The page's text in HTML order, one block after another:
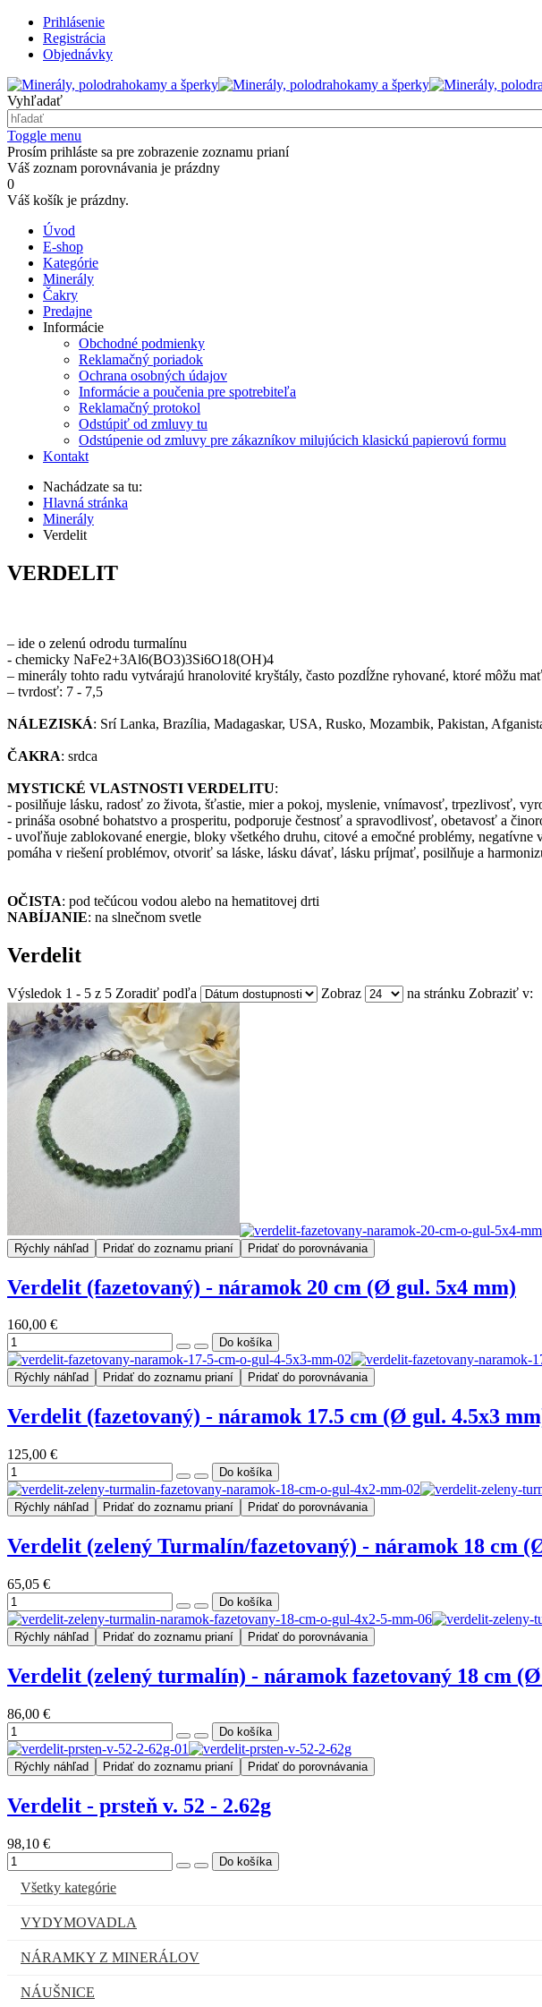
Prihlásenie
Registrácia
Objednávky
Vyhľadať
Toggle menu
Prosím prihláste sa pre zobrazenie zoznamu prianí
Váš zoznam porovnávania je prázdny
0
Váš košík je prázdny.
Úvod
E-shop
Kategórie
Minerály
Čakry
Predajne
Informácie
Obchodné podmienky
Reklamačný poriadok
Ochrana osobných údajov
Informácie a poučenia pre spotrebiteľa
Reklamačný protokol
Odstúpiť od zmluvy tu
Odstúpenie od zmluvy pre zákazníkov milujúcich klasickú papierovú formu
Kontakt
Nachádzate sa tu:
Hlavná stránka
Minerály
Verdelit
VERDELIT
– ide o zelenú odrodu turmalínu
- chemicky NaFe2+3Al6(BO3)3Si6O18(OH)4
– minerály tohto radu vytvárajú hranolovité kryštály, často pozdĺžne ryhované, ktoré môžu
– tvrdosť: 7 - 7,5
NÁLEZISKÁ: Srí Lanka, Brazília, Madagaskar, USA, Rusko, Mozambik, Pakistan,
ČAKRA: srdca
MYSTICKÉ VLASTNOSTI VERDELITU:
- posilňuje lásku, radosť zo života, šťastie, mier a pokoj, myslenie, vnímavosť, trpezlivosť,
- prináša osobné bohatstvo a prosperitu, podporuje čestnosť a spravodlivosť, obetavosť a
- uvoľňuje zablokované energie, bloky všetkého druhu, citové a emočné problémy,
pomáha v riešení problémov, otvoriť sa láske, lásku dávať, lásku príjmať, posilňuje a
OČISTA: pod tečúcou vodou alebo na hematitovej drti
NABÍJANIE: na slnečnom svetle
Verdelit
Výsledok 1 - 5 z 5 Zoradiť podľa Zobraz na stránku Zobraziť v:
Rýchly náhľad Pridať do zoznamu prianí Pridať do porovnávania
Verdelit (fazetovaný) - náramok 20 cm (Ø gul. 5x4 mm)
160,00 €
Rýchly náhľad Pridať do zoznamu prianí Pridať do porovnávania
Verdelit (fazetovaný) - náramok 17.5 cm (Ø gul. 4.5x3
125,00 €
Rýchly náhľad Pridať do zoznamu prianí Pridať do porovnávania
Verdelit (zelený Turmalín/fazetovaný) - náramok 18 cm
65,05 €
Rýchly náhľad Pridať do zoznamu prianí Pridať do porovnávania
Verdelit (zelený turmalín) - náramok fazetovaný 18 cm
86,00 €
Rýchly náhľad Pridať do zoznamu prianí Pridať do porovnávania
Verdelit - prsteň v. 52 - 2.62g
98,10 €
Všetky kategórie
VYDYMOVADLA
NÁRAMKY Z MINERÁLOV
NÁUŠNICE